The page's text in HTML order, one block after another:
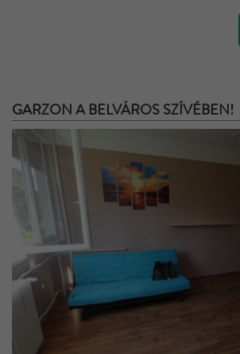
GARZON A BELVÁROS SZÍVÉBEN!